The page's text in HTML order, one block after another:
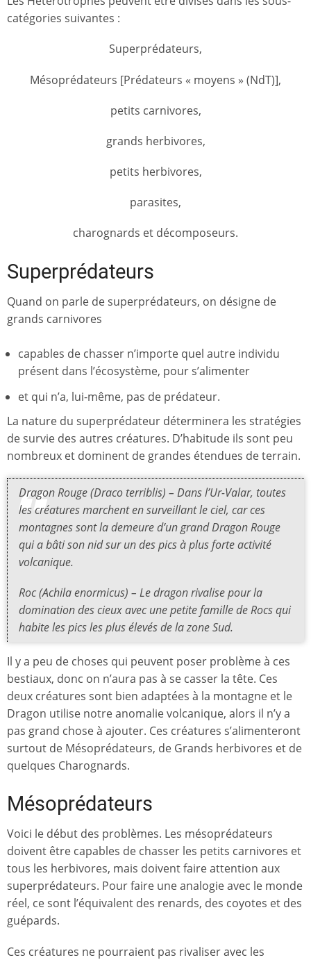
catégories suivantes :
Superprédateurs,
Mésoprédateurs [Prédateurs « moyens » (NdT)],
petits carnivores,
grands herbivores,
petits herbivores,
parasites,
charognards et décomposeurs.
Superprédateurs
Quand on parle de superprédateurs, on désigne de
grands carnivores
capables de chasser n’importe quel autre individu
présent dans l’écosystème, pour s’alimenter
et qui n’a, lui-même, pas de prédateur.
La nature du superprédateur déterminera les stratégies
de survie des autres créatures. D’habitude ils sont peu
nombreux et dominent de grandes étendues de terrain.
Dragon Rouge (Draco terriblis) – Dans l’Ur-Valar, toutes
les créatures marchent en surveillant le ciel, car ces
montagnes sont la demeure d’un grand Dragon Rouge
qui a bâti son nid sur un des pics à plus forte activité
volcanique.
Roc (Achila enormicus) – Le dragon rivalise pour la
domination des cieux avec une petite famille de Rocs qui
habite les pics les plus élevés de la zone Sud.
Il y a peu de choses qui peuvent poser problème à ces
bestiaux, donc on n’aura pas à se casser la tête. Ces
deux créatures sont bien adaptées à la montagne et le
Dragon utilise notre anomalie volcanique, alors il n’y a
pas grand chose à ajouter. Ces créatures s’alimenteront
surtout de Mésoprédateurs, de Grands herbivores et de
quelques Charognards.
Mésoprédateurs
Voici le début des problèmes. Les mésoprédateurs
doivent être capables de chasser les petits carnivores et
tous les herbivores, mais doivent faire attention aux
superprédateurs. Pour faire une analogie avec le monde
réel, ce sont l’équivalent des renards, des coyotes et des
guépards.
Ces créatures ne pourraient pas rivaliser avec les